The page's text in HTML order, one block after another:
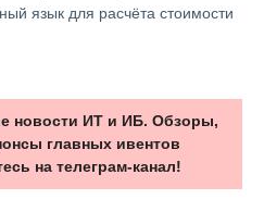
язык для расчёта стоимости
новости ИТ и ИБ. Обзоры,
главных ивентов
на телеграм-канал!